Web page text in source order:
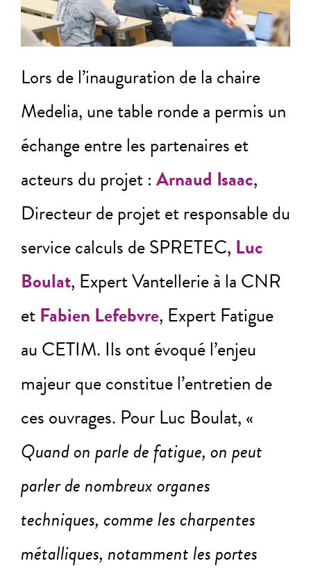
Lors de l’inauguration de la chaire
Medelia, une table ronde a permis un
échange entre les partenaires et
acteurs du projet : Arnaud Isaac,
Directeur de projet et responsable du
service calculs de SPRETEC, Luc
Boulat, Expert Vantellerie à la CNR
et Fabien Lefebvre, Expert Fatigue
au CETIM. Ils ont évoqué l’enjeu
majeur que constitue l’entretien de
ces ouvrages. Pour Luc Boulat, «
Quand on parle de fatigue, on peut
parler de nombreux organes
techniques, comme les charpentes
métalliques, notamment les portes